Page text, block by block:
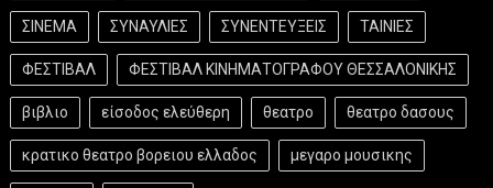
ΣΙΝΕΜΑ ΣΥΝΑΥΛΙΕΣ ΣΥΝΕΝΤΕΥΞΕΙΣ ΤΑΙΝΙΕΣ
ΦΕΣΤΙΒΑΛ ΦΕΣΤΙΒΑΛ ΚΙΝΗΜΑΤΟΓΡΑΦΟΥ ΘΕΣΣΑΛΟΝΙΚΗΣ
βιβλιο είσοδος ελεύθερη θεατρο θεατρο δασους
κρατικο θεατρο βορειου ελλαδος μεγαρο μουσικης